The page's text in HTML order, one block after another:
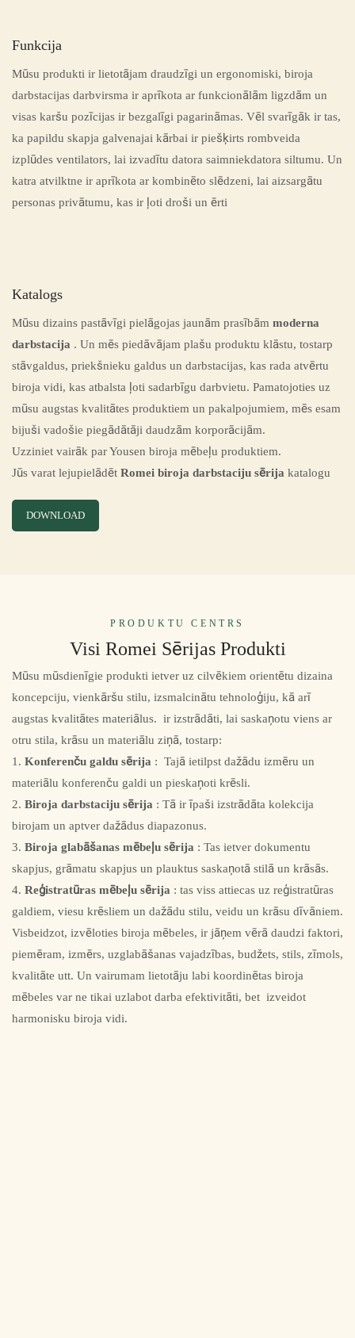
Funkcija
Mūsu produkti ir lietotājam draudzīgi un ergonomiski, biroja
darbstacijas darbvirsma ir aprīkota ar funkcionālām ligzdām un
visas karšu pozīcijas ir bezgalīgi pagarināmas. Vēl svarīgāk ir tas,
ka papildu skapja galvenajai kārbai ir piešķirts rombveida
izplūdes ventilators, lai izvadītu datora saimniekdatora siltumu. Un
katra atvilktne ir aprīkota ar kombinēto slēdzeni, lai aizsargātu
personas privātumu, kas ir ļoti droši un ērti
Katalogs
Mūsu dizains pastāvīgi pielāgojas jaunām prasībām moderna
darbstacija . Un mēs piedāvājam plašu produktu klāstu, tostarp
stāvgaldus, priekšnieku galdus un darbstacijas, kas rada atvērtu
biroja vidi, kas atbalsta ļoti sadarbīgu darbvietu. Pamatojoties uz
mūsu augstas kvalitātes produktiem un pakalpojumiem, mēs esam
bijuši vadošie piegādātāji daudzām korporācijām.
Uzziniet vairāk par Yousen biroja mēbeļu produktiem.
Jūs varat lejupielādēt Romei biroja darbstaciju sērija katalogu
DOWNLOAD
PRODUKTU CENTRS
Visi Romei Sērijas Produkti
Mūsu mūsdienīgie produkti ietver uz cilvēkiem orientētu dizaina
koncepciju, vienkāršu stilu, izsmalcinātu tehnoloģiju, kā arī
augstas kvalitātes materiālus. ir izstrādāti, lai saskaņotu viens ar
otru stila, krāsu un materiālu ziņā, tostarp:
1. Konferenču galdu sērija : Tajā ietilpst dažādu izmēru un
materiālu konferenču galdi un pieskaņoti krēsli.
2. Biroja darbstaciju sērija : Tā ir īpaši izstrādāta kolekcija
birojam un aptver dažādus diapazonus.
3. Biroja glabāšanas mēbeļu sērija : Tas ietver dokumentu
skapjus, grāmatu skapjus un plauktus saskaņotā stilā un krāsās.
4. Reģistratūras mēbeļu sērija : tas viss attiecas uz reģistratūras
galdiem, viesu krēsliem un dažādu stilu, veidu un krāsu dīvāniem.
Visbeidzot, izvēloties biroja mēbeles, ir jāņem vērā daudzi faktori,
piemēram, izmērs, uzglabāšanas vajadzības, budžets, stils, zīmols,
kvalitāte utt. Un vairumam lietotāju labi koordinētas biroja
mēbeles var ne tikai uzlabot darba efektivitāti, bet izveidot
harmonisku biroja vidi.